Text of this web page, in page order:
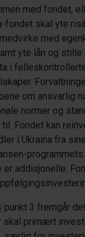
med fondet,
fondet skal yte
med
yte lån og stille
i
om ansvarlig
normer og
Fondet kan
i Ukraina fra
er addisjonelle.
punkt 3 fremgår
primært